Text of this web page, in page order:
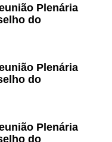
Plenária
do
Plenária
do
Plenária
do